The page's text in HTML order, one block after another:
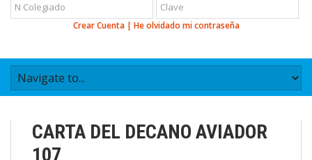
Crear Cuenta| He olvidado mi contraseña
CARTA DEL DECANO AVIADOR
107